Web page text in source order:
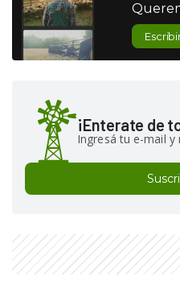
¡Enterate de
Ingresá tu e-mail